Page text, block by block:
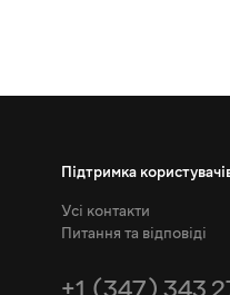
Підтримка
Усі контакти
Питання та відповіді